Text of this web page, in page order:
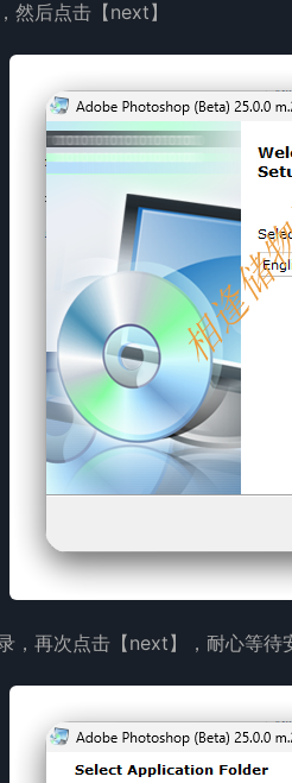
然后点击【next】
，再次点击【next】，耐心等待